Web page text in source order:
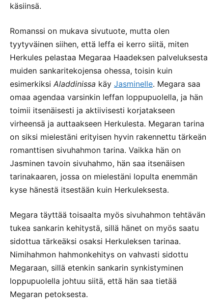
käsiinsä.
Romanssi on mukava sivutuote, mutta olen
tyytyväinen siihen, että leffa ei kerro siitä, miten
Herkules pelastaa Megaraa Haadeksen palveluksesta
muiden sankaritekojensa ohessa, toisin kuin
esimerkiksi Aladdinissa käy Jasminelle. Megara saa
omaa agendaa varsinkin leffan loppupuolella, ja hän
toimii itsenäisesti ja aktiivisesti korjatakseen
virheensä ja auttaakseen Herkulesta. Megaran tarina
on siksi mielestäni erityisen hyvin rakennettu tärkeän
romanttisen sivuhahmon tarina. Vaikka hän on
Jasminen tavoin sivuhahmo, hän saa itsenäisen
tarinakaaren, jossa on mielestäni lopulta enemmän
kyse hänestä itsestään kuin Herkuleksesta.
Megara täyttää toisaalta myös sivuhahmon tehtävän
tukea sankarin kehitystä, sillä hänet on myös saatu
sidottua tärkeäksi osaksi Herkuleksen tarinaa.
Nimihahmon hahmonkehitys on vahvasti sidottu
Megaraan, sillä etenkin sankarin synkistyminen
loppupuolella johtuu siitä, että hän saa tietää
Megaran petoksesta.